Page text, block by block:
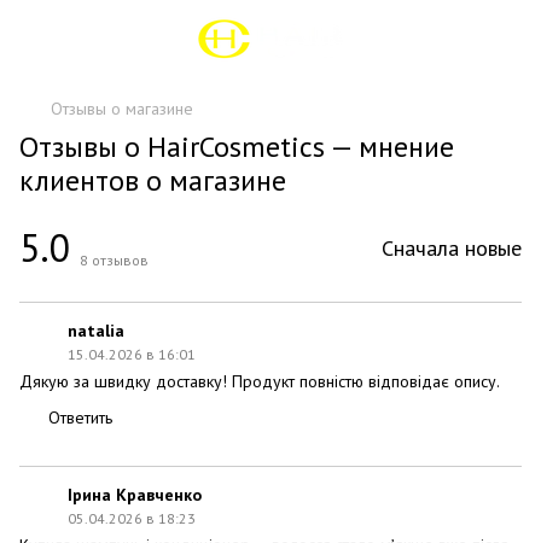
Отзывы о магазине
Отзывы о HairCosmetics — мнение
клиентов о магазине
5.0 8 отзывов Сначала новые
natalia
15.04.2026 в 16:01
Дякую за швидку доставку! Продукт повністю відповідає опису.
Ответить
Ірина Кравченко
05.04.2026 в 18:23